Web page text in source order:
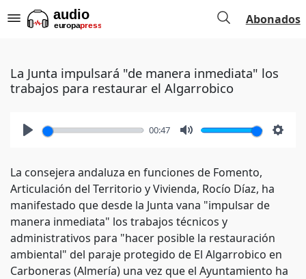
Abonados
La Junta impulsará "de manera inmediata" los
trabajos para restaurar el Algarrobico
00:47
La consejera andaluza en funciones de Fomento,
Articulación del Territorio y Vivienda, Rocío Díaz, ha
manifestado que desde la Junta vana "impulsar de
manera inmediata" los trabajos técnicos y
administrativos para "hacer posible la restauración
ambiental" del paraje protegido de El Algarrobico en
Carboneras (Almería) una vez que el Ayuntamiento ha